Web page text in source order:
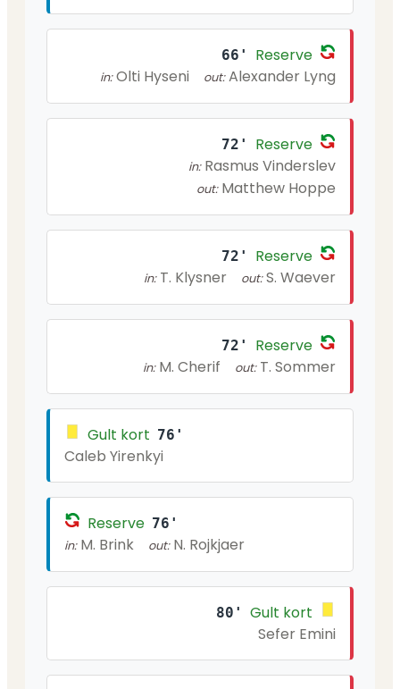
66' Reserve
in: Olti Hyseni out: Alexander Lyng
72' Reserve
in: Rasmus Vinderslev
out: Matthew Hoppe
72' Reserve
in: T. Klysner out: S. Waever
72' Reserve
in: M. Cherif out: T. Sommer
Gult kort 76'
Caleb Yirenkyi
Reserve 76'
in: M. Brink out: N. Rojkjaer
80'
Gult kort
Sefer Emini